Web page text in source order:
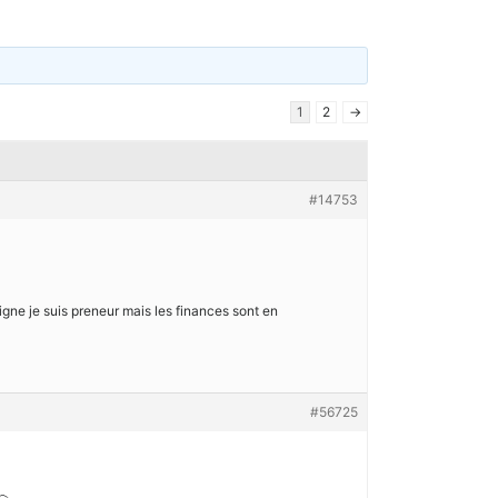
1 2 →
#14753
je suis preneur mais les finances sont en
#56725